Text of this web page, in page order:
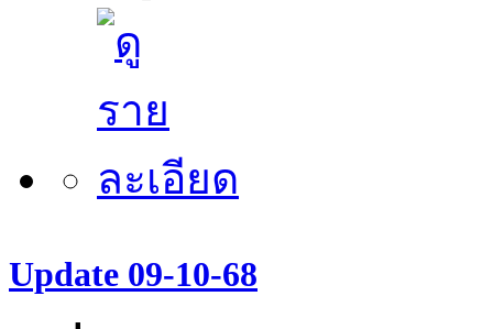
Update 09-10-68